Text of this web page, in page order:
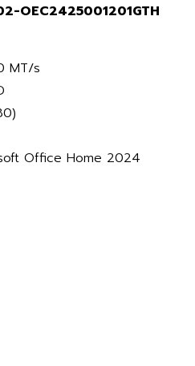
OEC2425001201GTH
MT/s
Office Home 2024